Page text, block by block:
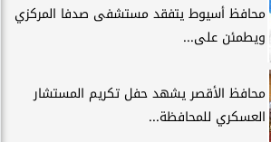
محافظ أسيوط يتفقد مستشفى صدفا المركزي
ويطمئن على...
محافظ الأقصر يشهد حفل تكريم المستشار
العسكري للمحافظة...